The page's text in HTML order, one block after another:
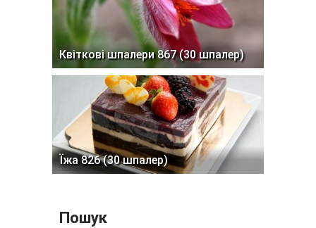
Квіткові шпалери 867 (30 шпалер)
Їжа 826 (30 шпалер)
Пошук